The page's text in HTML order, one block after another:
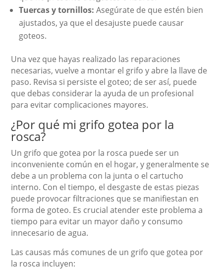
Tuercas y tornillos: Asegúrate de que estén bien
ajustados, ya que el desajuste puede causar
goteos.
Una vez que hayas realizado las reparaciones
necesarias, vuelve a montar el grifo y abre la llave de
paso. Revisa si persiste el goteo; de ser así, puede
que debas considerar la ayuda de un profesional
para evitar complicaciones mayores.
¿Por qué mi grifo gotea por la
rosca?
Un grifo que gotea por la rosca puede ser un
inconveniente común en el hogar, y generalmente se
debe a un problema con la junta o el cartucho
interno. Con el tiempo, el desgaste de estas piezas
puede provocar filtraciones que se manifiestan en
forma de goteo. Es crucial atender este problema a
tiempo para evitar un mayor daño y consumo
innecesario de agua.
Las causas más comunes de un grifo que gotea por
la rosca incluyen: